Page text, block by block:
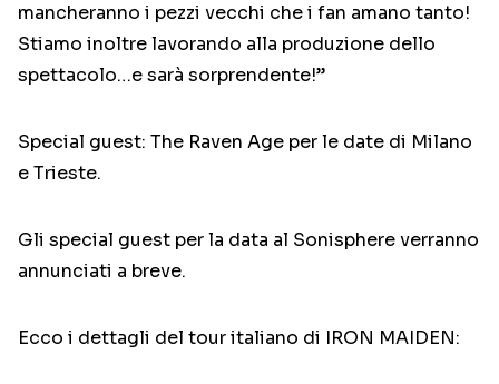
mancheranno i pezzi vecchi che i fan amano tanto!
Stiamo inoltre lavorando alla produzione dello
spettacolo…e sarà sorprendente!”
Special guest: The Raven Age per le date di Milano
e Trieste.
Gli special guest per la data al Sonisphere verranno
annunciati a breve.
Ecco i dettagli del tour italiano di IRON MAIDEN: